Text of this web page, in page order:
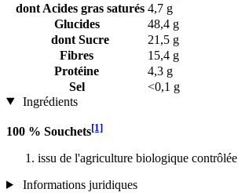
dont Acides gras saturés 4,7 g
Glucides
48,4 g
dont Sucre
21,5 g
Fibres
15,4 g
Protéine
4,3 g
Sel
<0,1 g
Ingrédients
100 % Souchets[1]
issu de l'agriculture biologique contrôlée
Informations juridiques